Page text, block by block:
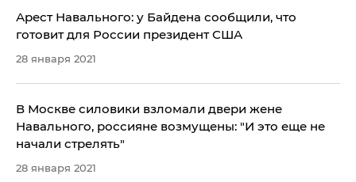
Арест Навального: у Байдена сообщили, что
готовит для России президент США
28 января 2021
В Москве силовики взломали двери жене
Навального, россияне возмущены: "И это еще не
начали стрелять"
28 января 2021